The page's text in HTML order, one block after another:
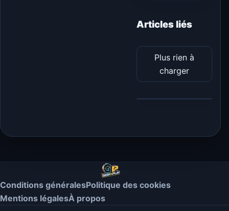
Articles liés
Plus rien à
charger
Conditions généralesPolitique des cookies
Mentions légalesÀ propos